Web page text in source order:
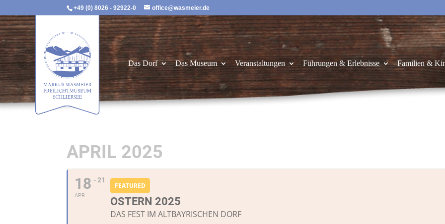
+49 (0) 8026 - 92922-0 office@wasmeier.de
Das Dorf Das Museum Veranstaltungen Führungen & Erlebnisse Familien &
APRIL 2025
18
APR
- 21
FEATURED
OSTERN 2025
DAS FEST IM ALTBAYRISCHEN DORF